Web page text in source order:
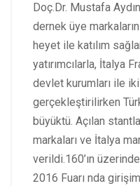
Doç.Dr. Mustafa
dernek üye
heyet ile katılım
yatırımcılarla, İtalya
devlet kurumları ile
gerçekleştirilirken
büyüktü. Açılan
markaları ve İtalya
verildi.160’ın
2016 Fuarı nda